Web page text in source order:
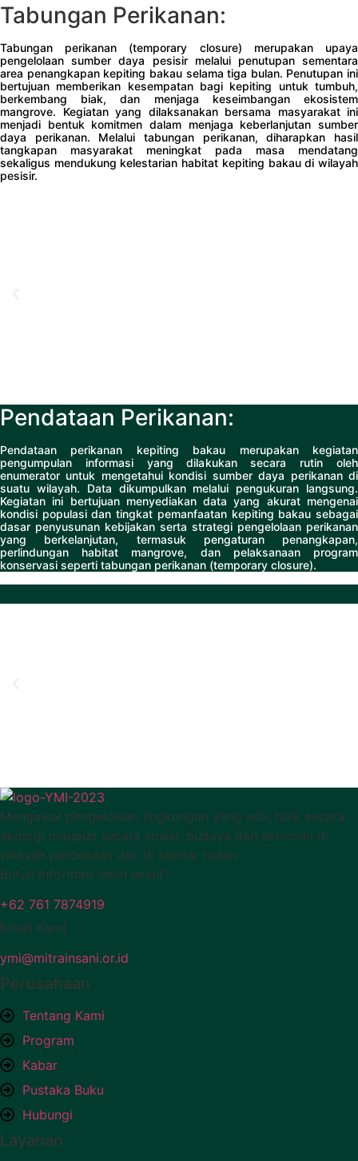
Tabungan Perikanan:
Tabungan perikanan (temporary closure) merupakan upaya
pengelolaan sumber daya pesisir melalui penutupan sementara
area penangkapan kepiting bakau selama tiga bulan. Penutupan ini
bertujuan memberikan kesempatan bagi kepiting untuk tumbuh,
berkembang biak, dan menjaga keseimbangan ekosistem
mangrove. Kegiatan yang dilaksanakan bersama masyarakat ini
menjadi bentuk komitmen dalam menjaga keberlanjutan sumber
daya perikanan. Melalui tabungan perikanan, diharapkan hasil
tangkapan masyarakat meningkat pada masa mendatang
sekaligus mendukung kelestarian habitat kepiting bakau di wilayah
pesisir.
Pendataan Perikanan:
Pendataan perikanan kepiting bakau merupakan kegiatan
pengumpulan informasi yang dilakukan secara rutin oleh
enumerator untuk mengetahui kondisi sumber daya perikanan di
suatu wilayah. Data dikumpulkan melalui pengukuran langsung.
Kegiatan ini bertujuan menyediakan data yang akurat mengenai
kondisi populasi dan tingkat pemanfaatan kepiting bakau sebagai
dasar penyusunan kebijakan serta strategi pengelolaan perikanan
yang berkelanjutan, termasuk pengaturan penangkapan,
perlindungan habitat mangrove, dan pelaksanaan program
konservasi seperti tabungan perikanan (temporary closure).
Mengawal pengelolaan lingkungan yang adil, baik secara
ekologi maupun secara sosial, budaya dan ekonomi di
wilayah perdesaan dan di sekitar hutan.
Butuh Informasi lebih lanjut?
+62 761 7874919
Email Kami
ymi@mitrainsani.or.id
Perusahaan
Tentang Kami
Program
Kabar
Pustaka Buku
Hubungi
Layanan